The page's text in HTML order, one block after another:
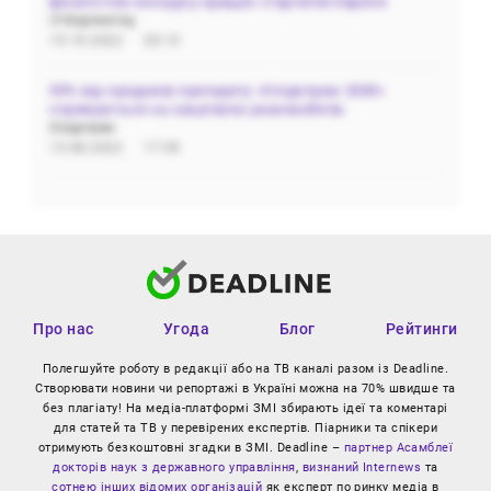
50% від продажів препарату «Олідетрим 2000»
спрямуються на закупівлю реанімобілів.
Про нас Угода Блог Рейтинги
Полегшуйте роботу в редакції або на ТВ каналі разом із Deadline.
Створювати новини чи репортажі в Україні можна на 70% швидше та
без плагіату! На медіа-платформі ЗМІ збирають ідеї та коментарі
для статей та ТВ у перевірених експертів. Піарники та спікери
отримують безкоштовні згадки в ЗМІ. Deadline – партнер Асамблеї
докторів наук з державного управління, визнаний Internews та
сотнею інших відомих організацій як експерт по ринку медіа в